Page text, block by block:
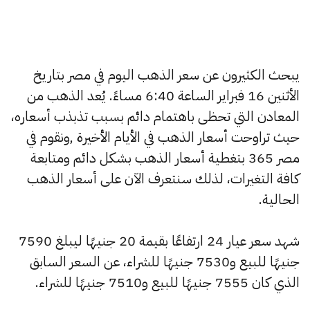
يبحث الكثيرون عن سعر الذهب اليوم في مصر بتاريخ
الأثنين 16 فبراير الساعة 6:40 مساءً. يُعد الذهب من
المعادن التي تحظى باهتمام دائم بسبب تذبذب أسعاره،
حيث تراوحت أسعار الذهب في الأيام الأخيرة ,ونقوم في
مصر 365 بتغطية أسعار الذهب بشكل دائم ومتابعة
كافة التغيرات، لذلك سنتعرف الآن على أسعار الذهب
الحالية.
شهد سعر عيار 24 ارتفاعًا بقيمة 20 جنيهًا ليبلغ 7590
جنيهًا للبيع و7530 جنيهًا للشراء، عن السعر السابق
الذي كان 7555 جنيهًا للبيع و7510 جنيهًا للشراء.